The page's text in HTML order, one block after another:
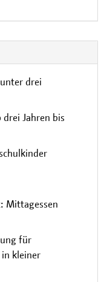
drei
Jahren bis
Mittagessen
für
kleiner